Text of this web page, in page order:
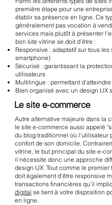
première étape pour une
établir sa présence en ligne. Ce
généralement pas vocation à
services mais plutôt à présenter
bon site vitrine se doit d'être :
Responsive : adaptatif sur tous les
smartphone)
Sécurisé : garantissant la
utilisateurs
Multilingue : permettant
Bien organisé avec un design UX
Le site e-commerce
Autre alternative majeure dans la
le site e-commerce aussi appelé
du blog traditionnel où l'utilisateur
confort de son domicile.
vitrine, le but principal du site e-
il nécessite donc une approche
design UX. Tout comme le
doit également d’être responsive
transactions financières qu’il
digital se tient à votre disposition
en ligne.